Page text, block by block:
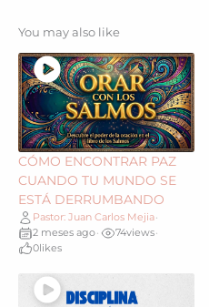
You may also like
CÓMO ENCONTRAR PAZ
CUANDO TU MUNDO SE
ESTÁ DERRUMBANDO
Pastor: Juan Carlos Mejia•
2 meses ago• 74views•
0likes